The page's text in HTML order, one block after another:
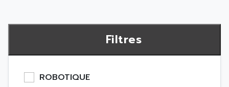
Filtres
ROBOTIQUE